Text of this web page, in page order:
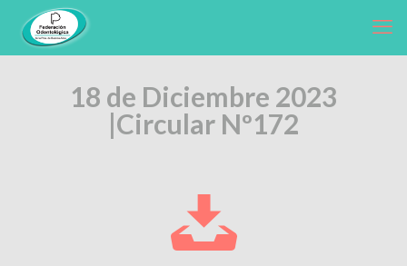
18 de Diciembre 2023
|Circular Nº172